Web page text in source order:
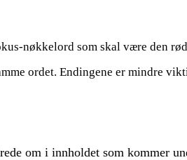
nøkkelord som skal være den
ordet. Endingene er mindre
om i innholdet som kommer